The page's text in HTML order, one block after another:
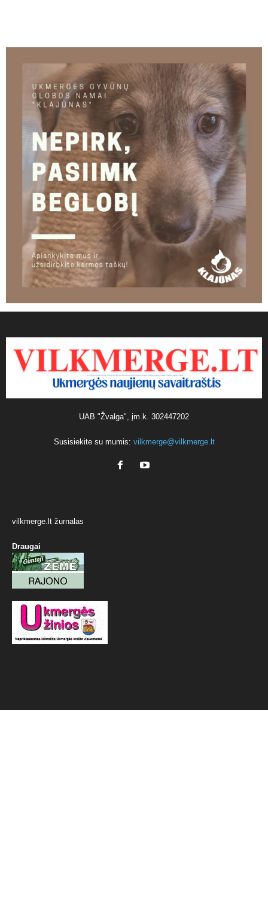
UAB "Žvalga", įm.k. 302447202
Susisiekite su mumis: vilkmerge@vilkmerge.lt
vilkmerge.lt žurnalas
Draugai